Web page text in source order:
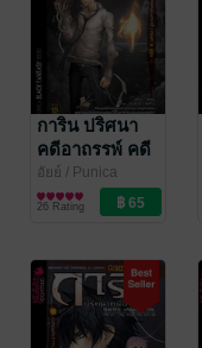
การิน ปริศนา
คดีอาถรรพ์ คดี
8 ผู้ตามล่าวิถี
มรณะ บทจบ
อัยย์ / Punica
Comic
การ์ตูนทั่วไป
26 Rating